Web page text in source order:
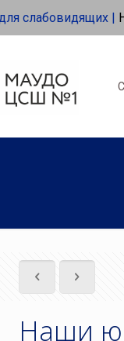
слабовидящих |
Наши